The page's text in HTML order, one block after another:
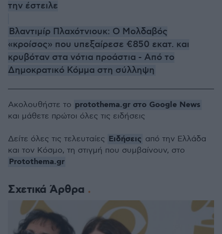
την έστειλε
Βλαντιμίρ Πλαχότνιουκ: Ο Μολδαβός
«κροίσος» που υπεξαίρεσε €850 εκατ. και
κρυβόταν στα νότια προάστια - Από το
Δημοκρατικό Κόμμα στη σύλληψη
Σχετικά Άρθρα
Ακολουθήστε το protothema.gr στο Google News
και μάθετε πρώτοι όλες τις ειδήσεις
Δείτε όλες τις τελευταίες Ειδήσεις από την Ελλάδα
και τον Κόσμο, τη στιγμή που συμβαίνουν, στο
Protothema.gr